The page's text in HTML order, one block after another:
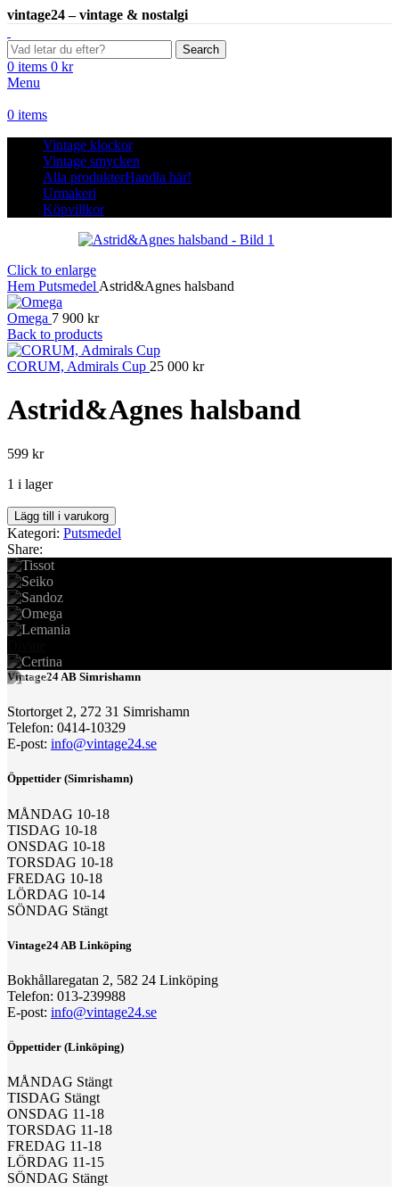
vintage24 – vintage & nostalgi
Search
0 items 0 kr
Menu
0 items
Vintage klockor
Vintage smycken
Alla produkterHandla här!
Urmakeri
Köpvillkor
Click to enlarge
Hem Putsmedel Astrid&Agnes halsband
Omega 7 900 kr
Back to products
CORUM, Admirals Cup 25 000 kr
Astrid&Agnes halsband
599 kr
1 i lager
Astrid&Agnes
halsband
mängd
Lägg till i varukorg
Kategori: Putsmedel
Share:
Vintage24 AB Simrishamn
Stortorget 2, 272 31 Simrishamn
Telefon: 0414-10329
E-post: info@vintage24.se
Öppettider (Simrishamn)
MÅNDAG 10-18
TISDAG 10-18
ONSDAG 10-18
TORSDAG 10-18
FREDAG 10-18
LÖRDAG 10-14
SÖNDAG Stängt
Vintage24 AB Linköping
Bokhållaregatan 2, 582 24 Linköping
Telefon: 013-239988
E-post: info@vintage24.se
Öppettider (Linköping)
MÅNDAG Stängt
TISDAG Stängt
ONSDAG 11-18
TORSDAG 11-18
FREDAG 11-18
LÖRDAG 11-15
SÖNDAG Stängt